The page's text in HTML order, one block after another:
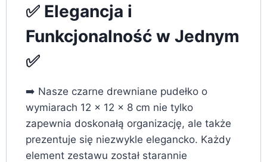
✅ Elegancja i
Funkcjonalność w Jednym
✅
➡️ Nasze czarne drewniane pudełko o
wymiarach 12 x 12 x 8 cm nie tylko
zapewnia doskonałą organizację, ale także
prezentuje się niezwykle elegancko. Każdy
element zestawu został starannie